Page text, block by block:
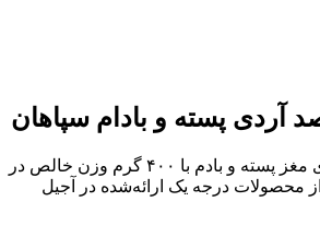
گز سپاهان 28% لقمه‌ای مغز پسته و بادم با ۴۰۰ گرم وزن خالص در
محصولات درجه‌ یک ارائه‌شده در آجیل